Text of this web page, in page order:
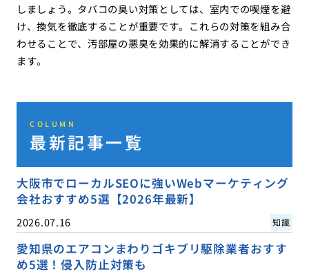
しましょう。タバコの臭い対策としては、室内での喫煙を避
け、換気を徹底することが重要です。これらの対策を組み合
わせることで、汚部屋の悪臭を効果的に解消することができ
ます。
COLUMN
最新記事一覧
大阪市でローカルSEOに強いWebマーケティング
会社おすすめ5選【2026年最新】
2026.07.16 知識
愛知県のエアコンまわりゴキブリ駆除業者おすす
め5選！侵入防止対策も